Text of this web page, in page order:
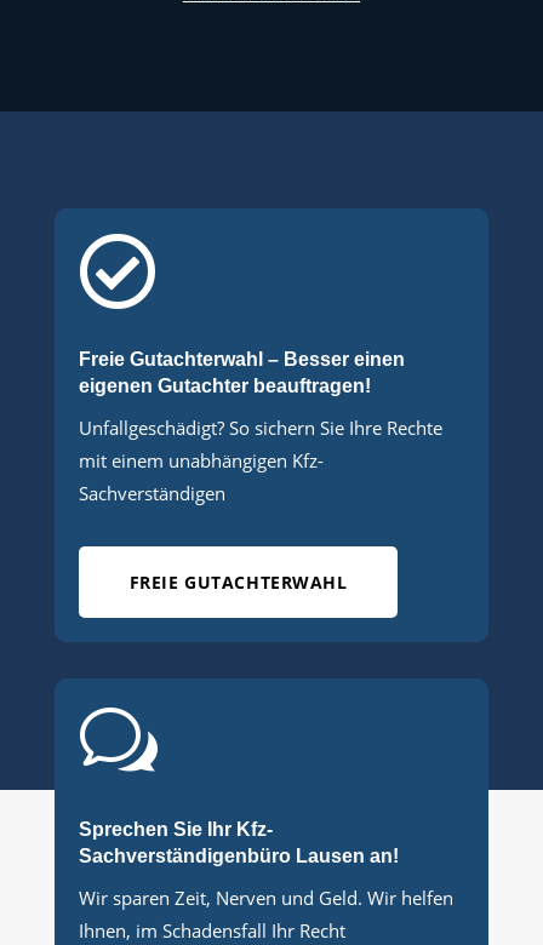

Freie Gutachterwahl – Besser einen
eigenen Gutachter beauftragen!
Unfallgeschädigt? So sichern Sie Ihre Rechte
mit einem unabhängigen Kfz-
Sachverständigen
FREIE GUTACHTERWAHL
w
Sprechen Sie Ihr Kfz-
Sachverständigenbüro Lausen an!
Wir sparen Zeit, Nerven und Geld. Wir helfen
Ihnen, im Schadensfall Ihr Recht